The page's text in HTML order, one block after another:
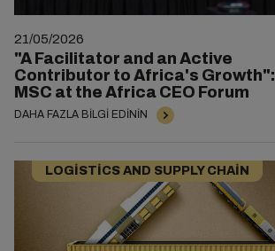
21/05/2026
"A Facilitator and an Active
Contributor to Africa's Growth":
MSC at the Africa CEO Forum
DAHA FAZLA BILGI EDININ
LOGISTICS AND SUPPLY CHAIN